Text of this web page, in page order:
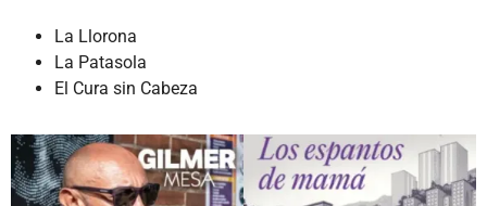
La Llorona
La Patasola
El Cura sin Cabeza